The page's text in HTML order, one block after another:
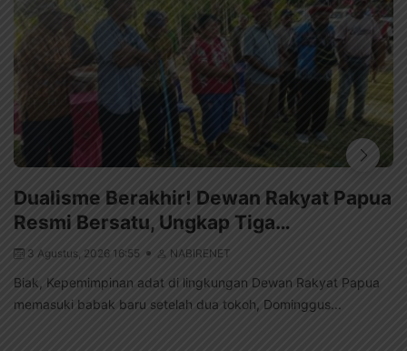
Dualisme Berakhir! Dewan Rakyat Papua
Resmi Bersatu, Ungkap Tiga…
3 Agustus, 2026 16:55 NABIRENET
Biak, Kepemimpinan adat di lingkungan Dewan Rakyat Papua
memasuki babak baru setelah dua tokoh, Dominggus...